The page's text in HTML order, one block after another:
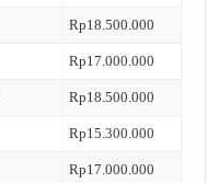
Rp18.500.000
Rp17.000.000
Rp18.500.000
Rp15.300.000
Rp17.000.000